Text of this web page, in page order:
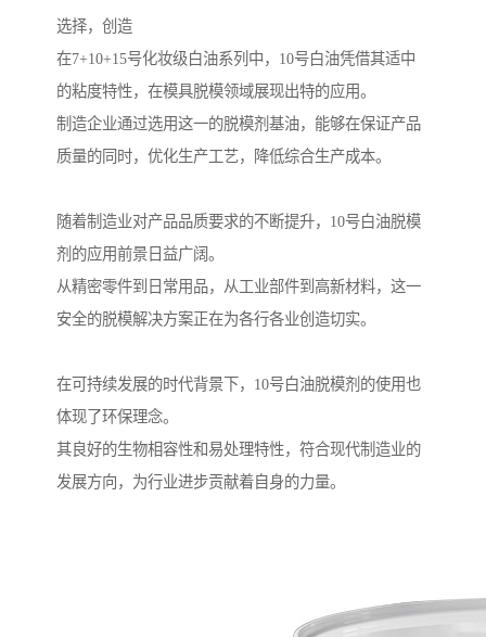
选择，创造
在7+10+15号化妆级白油系列中，10号白油凭借其适中
的粘度特性，在模具脱模领域展现出特的应用。
制造企业通过选用这一的脱模剂基油，能够在保证产品
质量的同时，优化生产工艺，降低综合生产成本。
随着制造业对产品品质要求的不断提升，10号白油脱模
剂的应用前景日益广阔。
从精密零件到日常用品，从工业部件到高新材料，这一
安全的脱模解决方案正在为各行各业创造切实。
在可持续发展的时代背景下，10号白油脱模剂的使用也
体现了环保理念。
其良好的生物相容性和易处理特性，符合现代制造业的
发展方向，为行业进步贡献着自身的力量。